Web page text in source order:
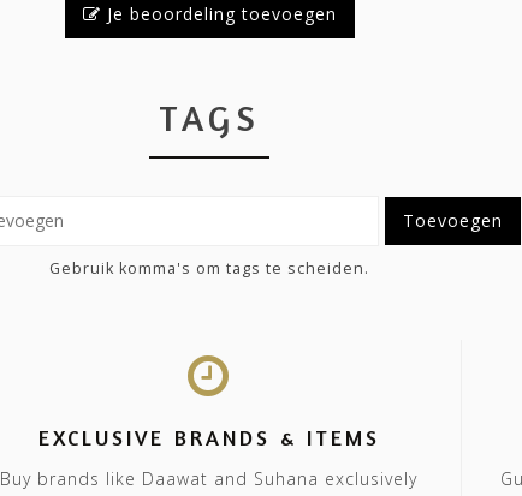
Je beoordeling toevoegen
TAGS
Toevoegen
Gebruik komma's om tags te scheiden.
EXCLUSIVE BRANDS & ITEMS
Buy brands like Daawat and Suhana exclusively